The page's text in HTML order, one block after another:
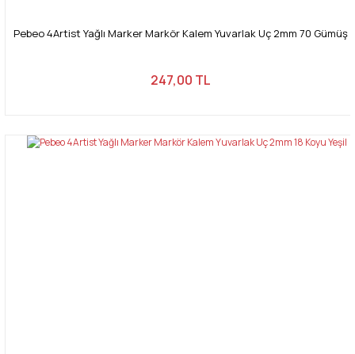
Pebeo 4Artist Yağlı Marker Markör Kalem Yuvarlak Uç 2mm 70 Gümüş
247,00 TL